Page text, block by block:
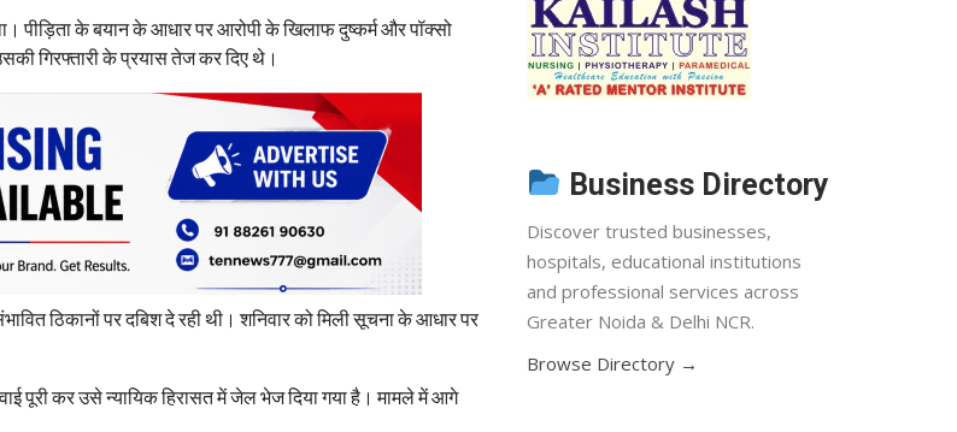
पीड़िता के बयान के आधार पर आरोपी के खिलाफ दुष्कर्म और पॉक्सो
गिरफ्तारी के प्रयास तेज कर दिए थे।
ठिकानों पर दबिश दे रही थी। शनिवार को मिली सूचना के आधार पर
पूरी कर उसे न्यायिक हिरासत में जेल भेज दिया गया है। मामले में आगे
Business Directory
Discover trusted businesses,
hospitals, educational institutions
and professional services across
Greater Noida & Delhi NCR.
Browse Directory →